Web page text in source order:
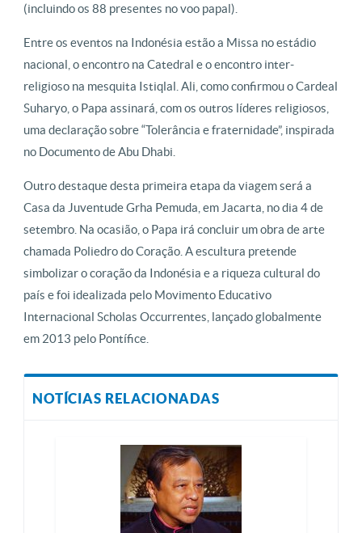
(incluindo os 88 presentes no voo papal).
Entre os eventos na Indonésia estão a Missa no estádio
nacional, o encontro na Catedral e o encontro inter-
religioso na mesquita Istiqlal. Ali, como confirmou o Cardeal
Suharyo, o Papa assinará, com os outros líderes religiosos,
uma declaração sobre “Tolerância e fraternidade”, inspirada
no Documento de Abu Dhabi.
Outro destaque desta primeira etapa da viagem será a
Casa da Juventude Grha Pemuda, em Jacarta, no dia 4 de
setembro. Na ocasião, o Papa irá concluir um obra de arte
chamada Poliedro do Coração. A escultura pretende
simbolizar o coração da Indonésia e a riqueza cultural do
país e foi idealizada pelo Movimento Educativo
Internacional Scholas Occurrentes, lançado globalmente
em 2013 pelo Pontífice.
NOTÍCIAS RELACIONADAS